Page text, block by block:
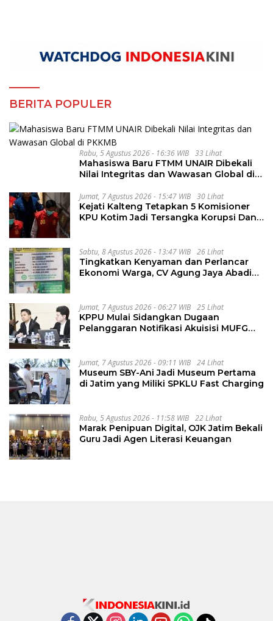
BERITA POPULER
Rabu, 5 Agustus 2026 - 16:36 WIB 33 Lihat
Mahasiswa Baru FTMM UNAIR Dibekali
Nilai Integritas dan Wawasan Global di
Jumat, 7 Agustus 2026 - 15:47 WIB 30 Lihat
Kejati Kalteng Tetapkan 5 Komisioner
KPU Kotim Jadi Tersangka Korupsi Dana
Sabtu, 8 Agustus 2026 - 13:47 WIB 26 Lihat
Tingkatkan Kenyaman dan Perlancar
Ekonomi Warga, CV Agung Jaya Abadi
Jumat, 7 Agustus 2026 - 06:27 WIB 25 Lihat
KPPU Mulai Sidangkan Dugaan
Pelanggaran Notifikasi Akuisisi MUFG
Jumat, 7 Agustus 2026 - 09:11 WIB 24 Lihat
Museum SBY-Ani Jadi Museum Pertama
di Jatim yang Miliki SPKLU Fast Charging
Rabu, 5 Agustus 2026 - 11:58 WIB 22 Lihat
Marak Penipuan Digital, OJK Jatim Bekali
Guru Jadi Agen Literasi Keuangan